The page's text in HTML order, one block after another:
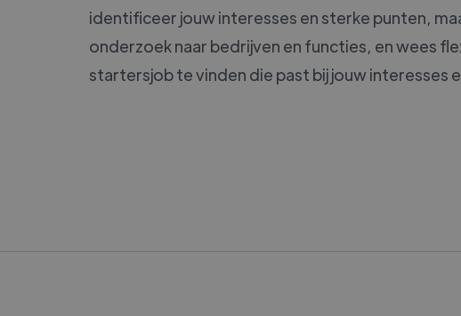
identificeer jouw interesses en sterke punten,
onderzoek naar bedrijven en functies, en wees
startersjob te vinden die past bij jouw interesses